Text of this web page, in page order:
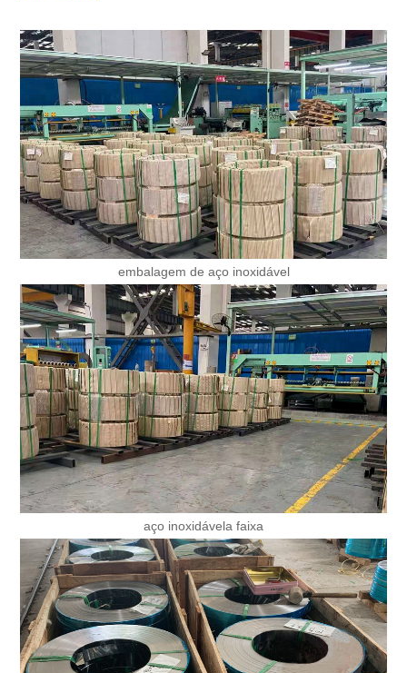
embalagem de aço inoxidável
aço inoxidávela faixa